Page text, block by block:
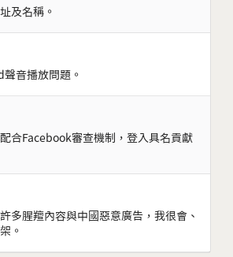
及名稱。
音播放問題。
合Facebook審查機制，登入具名貢獻
多腥羶內容與中國惡意廣告，我很會、
。